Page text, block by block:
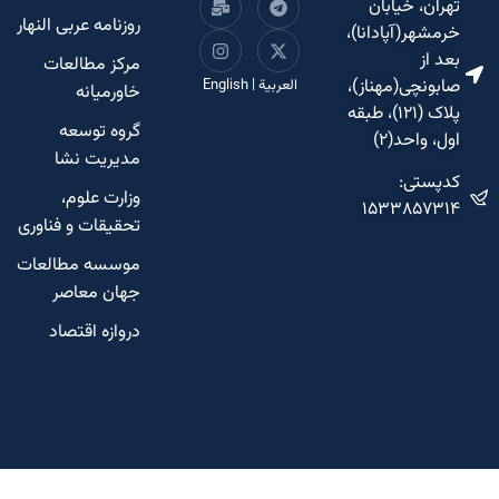
تهران، خیابان
خرمشهر(آپادانا)،
بعد از
صابونچی(مهناز)،
پلاک (۱۲۱)، طبقه
اول، واحد(۲)
کدپستی:
۱۵۳۳۸۵۷۳۱۴
العربية|
English
روزنامه عربی النهار
مرکز مطالعات
خاورمیانه
گروه توسعه
مدیریت نشا
وزارت علوم،
تحقیقات و فناوری
موسسه مطالعات
جهان معاصر
دروازه اقتصاد